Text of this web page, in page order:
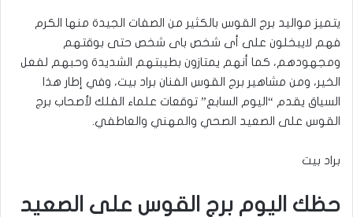
يتميز مواليد برج القوس بالكثير من الصفات الجيدة منها الكرم
فهم لايبخلون على أى شخص باى شخص حتى بوقتهم
ومجهودهم، كما أنهم يمتازون بطيبتهم الشديدة وحبهم لفعل
الخير، ومن مشاهير برج القوس الفنان براد بيت، وفي إطار هذا
السياق يقدم “اليوم السابع” توقعات علماء الفلك لأصحاب برج
القوس على الصعيد الصحي والمهني والعاطفي.
براد بيت
حظك اليوم برج القوس على الصعيد